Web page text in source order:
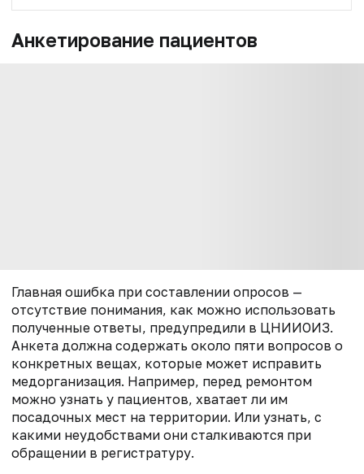
Анкетирование пациентов
Главная ошибка при составлении опросов —
отсутствие понимания, как можно использовать
полученные ответы, предупредили в ЦНИИОИЗ.
Анкета должна содержать около пяти вопросов о
конкретных вещах, которые может исправить
медорганизация. Например, перед ремонтом
можно узнать у пациентов, хватает ли им
посадочных мест на территории. Или узнать, с
какими неудобствами они сталкиваются при
обращении в регистратуру.